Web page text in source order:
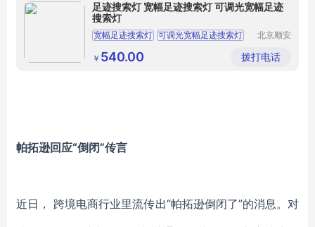
足迹搜索灯 宽幅足迹搜索灯 可调光宽幅足迹
搜索灯
宽幅足迹搜索灯 可调光宽幅足迹搜索灯
足迹搜索灯
北京顺安
有限公司
￥ 540.00 拨打电话
帕拓逊回应“倒闭”传言
近日， 跨境电商行业里流传出“帕拓逊倒闭了”的消息。对